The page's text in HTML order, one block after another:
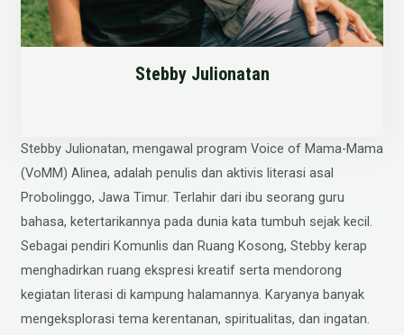
Stebby Julionatan
Stebby Julionatan, mengawal program Voice of Mama-Mama
(VoMM) Alinea, adalah penulis dan aktivis literasi asal
Probolinggo, Jawa Timur. Terlahir dari ibu seorang guru
bahasa, ketertarikannya pada dunia kata tumbuh sejak kecil.
Sebagai pendiri Komunlis dan Ruang Kosong, Stebby kerap
menghadirkan ruang ekspresi kreatif serta mendorong
kegiatan literasi di kampung halamannya. Karyanya banyak
mengeksplorasi tema kerentanan, spiritualitas, dan ingatan.